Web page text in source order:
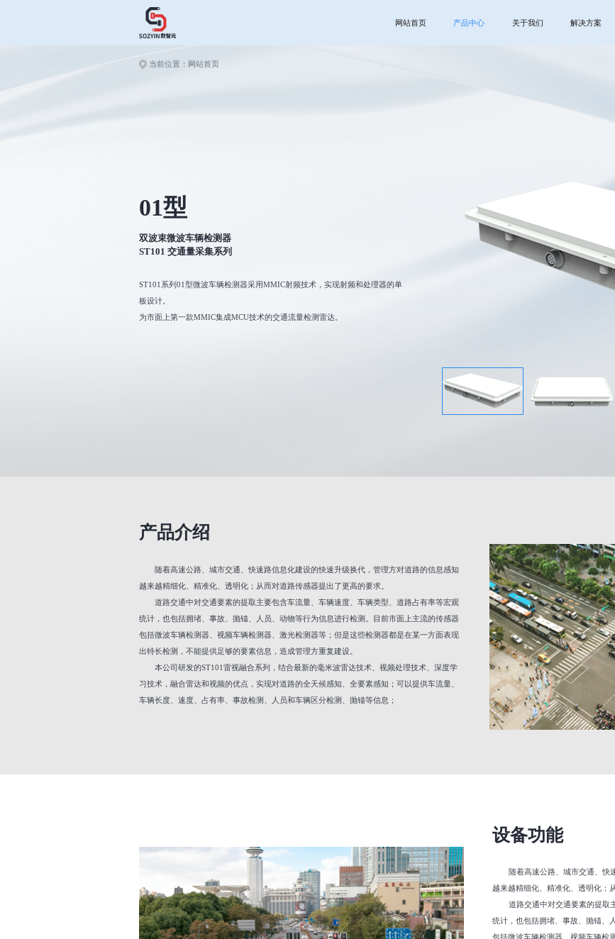
网站首页 产品中心 关于我们 解决方案
当前位置： 网站首页
01型
双波束微波车辆检测器
ST101 交通量采集系列
ST101系列01型微波车辆检测器采用MMIC射频技术，实现射频和处理器的单
板设计。
为市面上第一款MMIC集成MCU技术的交通流量检测雷达。
产品介绍
随着高速公路、城市交通、快速路信息化建设的快速升级换代，管理方对道路的信息感知
越来越精细化、精准化、透明化；从而对道路传感器提出了更高的要求。
道路交通中对交通要素的提取主要包含车流量、车辆速度、车辆类型、道路占有率等宏观
统计，也包括拥堵、事故、抛锚、人员、动物等行为信息进行检测。目前市面上主流的传感器
包括微波车辆检测器、视频车辆检测器、激光检测器等；但是这些检测器都是在某一方面表现
出特长检测，不能提供足够的要素信息，造成管理方重复建设。
本公司研发的ST101雷视融合系列，结合最新的毫米波雷达技术、视频处理技术、深度学
习技术，融合雷达和视频的优点，实现对道路的全天候感知、全要素感知；可以提供车流量、
车辆长度、速度、占有率、事故检测、人员和车辆区分检测、抛锚等信息；
设备功能
随着高速公路、城市交通、快
越来越精细化、精准化、透明化；
道路交通中对交通要素的提取
统计，也包括拥堵、事故、抛锚、
包括微波车辆检测器、视频车辆检